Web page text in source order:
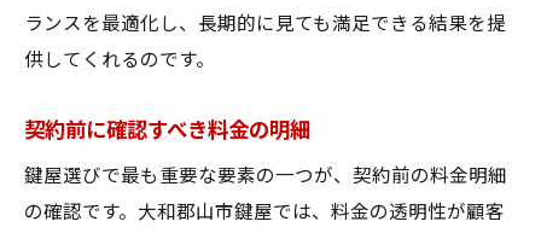
ランスを最適化し、長期的に見ても満足できる結果を提
供してくれるのです。
契約前に確認すべき料金の明細
鍵屋選びで最も重要な要素の一つが、契約前の料金明細
の確認です。大和郡山市鍵屋では、料金の透明性が顧客